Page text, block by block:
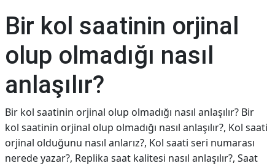
Bir kol saatinin orjinal
olup olmadığı nasıl
anlaşılır?
Bir kol saatinin orjinal olup olmadığı nasıl anlaşılır? Bir
kol saatinin orjinal olup olmadığı nasıl anlaşılır?, Kol saati
orjinal olduğunu nasıl anlarız?, Kol saati seri numarası
nerede yazar?, Replika saat kalitesi nasıl anlaşılır?, Saat